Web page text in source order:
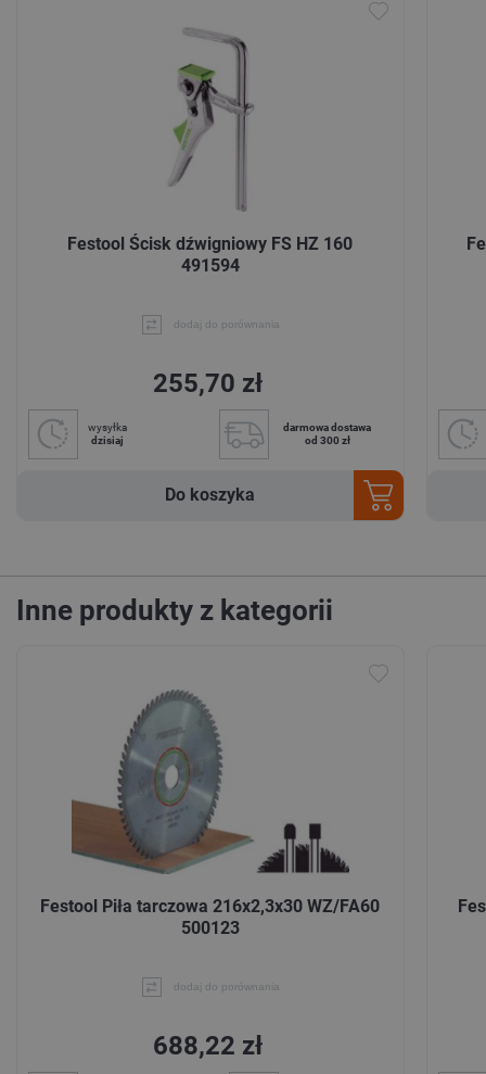
Festool Ścisk dźwigniowy FS HZ 160
491594
dodaj do porównania
255,70 zł
wysyłka
dzisiaj
darmowa dostawa
od 300 zł
Do koszyka
Inne produkty z kategorii
Festool Piła tarczowa 216x2,3x30 WZ/FA60
500123
dodaj do porównania
688,22 zł